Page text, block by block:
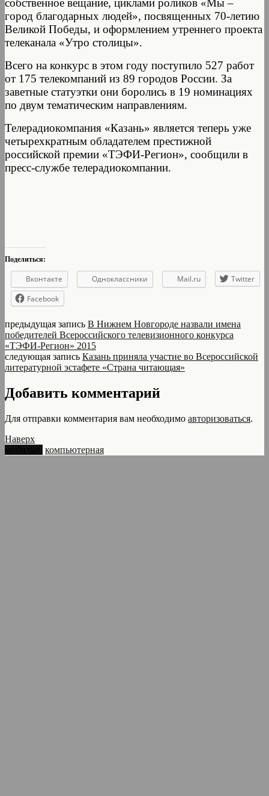
собственное вещание, циклами роликов «Мы –
город благодарных людей», посвященных 70-летию
Великой Победы, и оформлением утреннего проекта
телеканала «Утро столицы».
Всего на конкурс в этом году поступило 527 работ
от 175 телекомпаний из 89 городов России. За
заветные статуэтки они боролись в 19 номинациях
по двум тематическим направлениям.
Телерадиокомпания «Казань» является теперь уже
четырехкратным обладателем престижной
российской премии «ТЭФИ-Регион», сообщили в
пресс-службе телерадиокомпании.
Поделиться:
Вконтакте Одноклассники Mail.ru
Twitter
Facebook
предыдущая запись В Нижнем Новгороде назвали имена
победителей Всероссийского телевизионного конкурса
«ТЭФИ-Регион» 2015
следующая запись Казань приняла участие во Всероссийской
литературной эстафете «Страна читающая»
Добавить комментарий
Для отправки комментария вам необходимо авторизоваться.
Наверх
компьютерная